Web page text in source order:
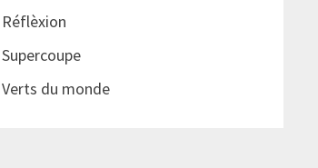
Réflèxion
Supercoupe
Verts du monde